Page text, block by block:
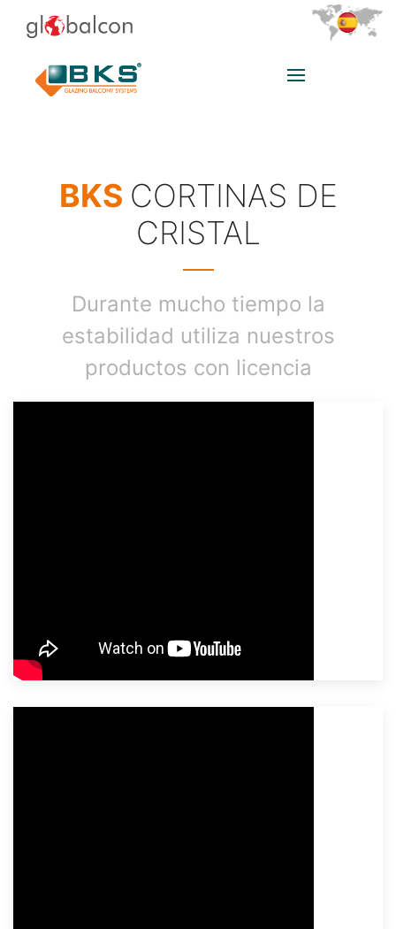
BKS CORTINAS DE
CRISTAL
Durante mucho tiempo la
estabilidad utiliza nuestros
productos con licencia